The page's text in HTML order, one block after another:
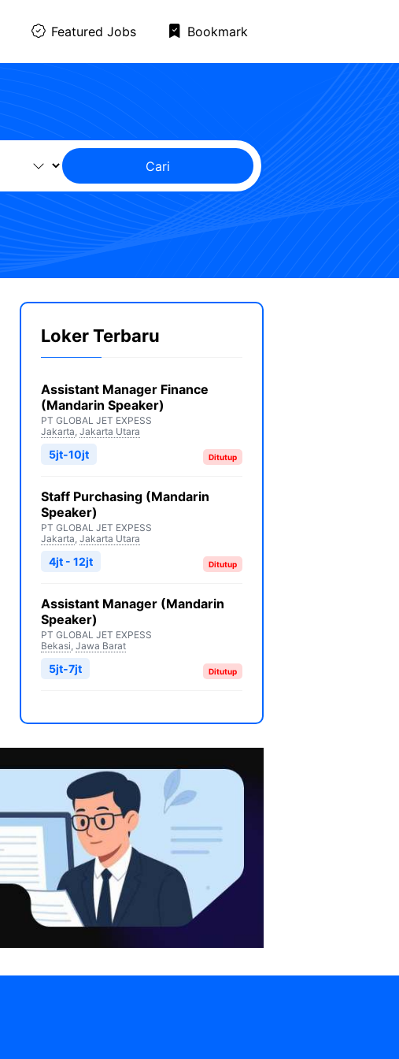
Featured Jobs Bookmark
Cari
Loker Terbaru
Assistant Manager Finance
(Mandarin Speaker)
PT GLOBAL JET EXPESS
Jakarta, Jakarta Utara
Ditutup
5jt-10jt
Staff Purchasing (Mandarin
Speaker)
PT GLOBAL JET EXPESS
Jakarta, Jakarta Utara
Ditutup
4jt - 12jt
Assistant Manager (Mandarin
Speaker)
PT GLOBAL JET EXPESS
Bekasi, Jawa Barat
Ditutup
5jt-7jt